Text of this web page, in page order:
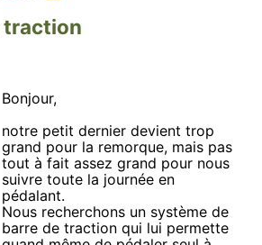
traction
Bonjour,
notre petit dernier devient trop
grand pour la remorque, mais pas
tout à fait assez grand pour nous
suivre toute la journée en
pédalant.
Nous recherchons un système de
barre de traction qui lui permette